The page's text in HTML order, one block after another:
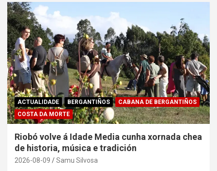
ACTUALIDADE BERGANTIÑOS
CABANA DE BERGANTIÑOS
COSTA DA MORTE
Riobó volve á Idade Media cunha xornada chea
de historia, música e tradición
2026-08-09 Samu Silvosa